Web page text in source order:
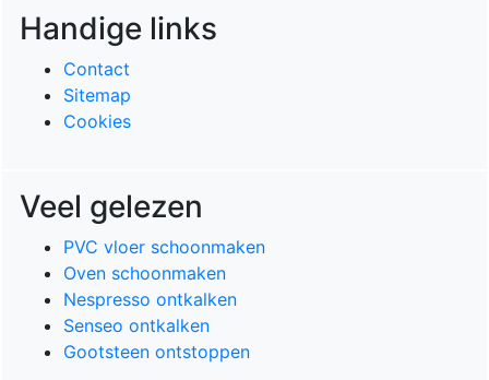
Handige links
Contact
Sitemap
Cookies
Veel gelezen
PVC vloer schoonmaken
Oven schoonmaken
Nespresso ontkalken
Senseo ontkalken
Gootsteen ontstoppen